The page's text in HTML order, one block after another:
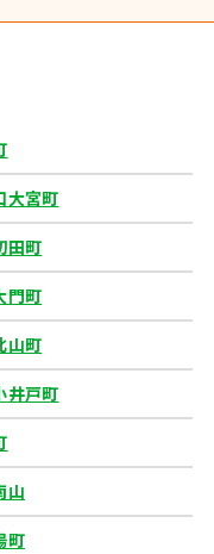
大宮町
田町
門町
山町
井戸町
山
町